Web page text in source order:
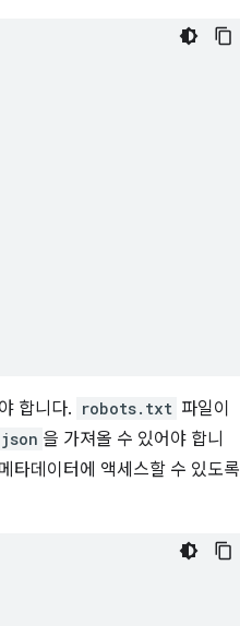
합니다. robots.txt 파일이
을 가져올 수 있어야 합니
타데이터에 액세스할 수 있도록